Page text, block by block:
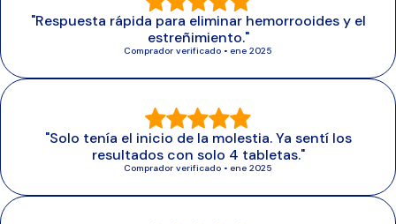
"Respuesta rápida para eliminar hemorrooides y el
estreñimiento."
Comprador verificado • ene 2025
"Solo tenía el inicio de la molestia. Ya sentí los
resultados con solo 4 tabletas."
Comprador verificado • ene 2025